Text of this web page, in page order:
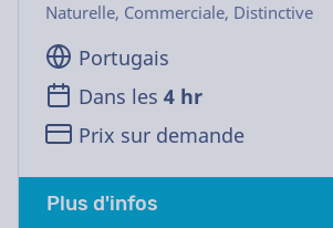
Naturelle, Commerciale, Distinctive
Portugais
Dans les 4 hr
Prix sur demande
Plus d'infos